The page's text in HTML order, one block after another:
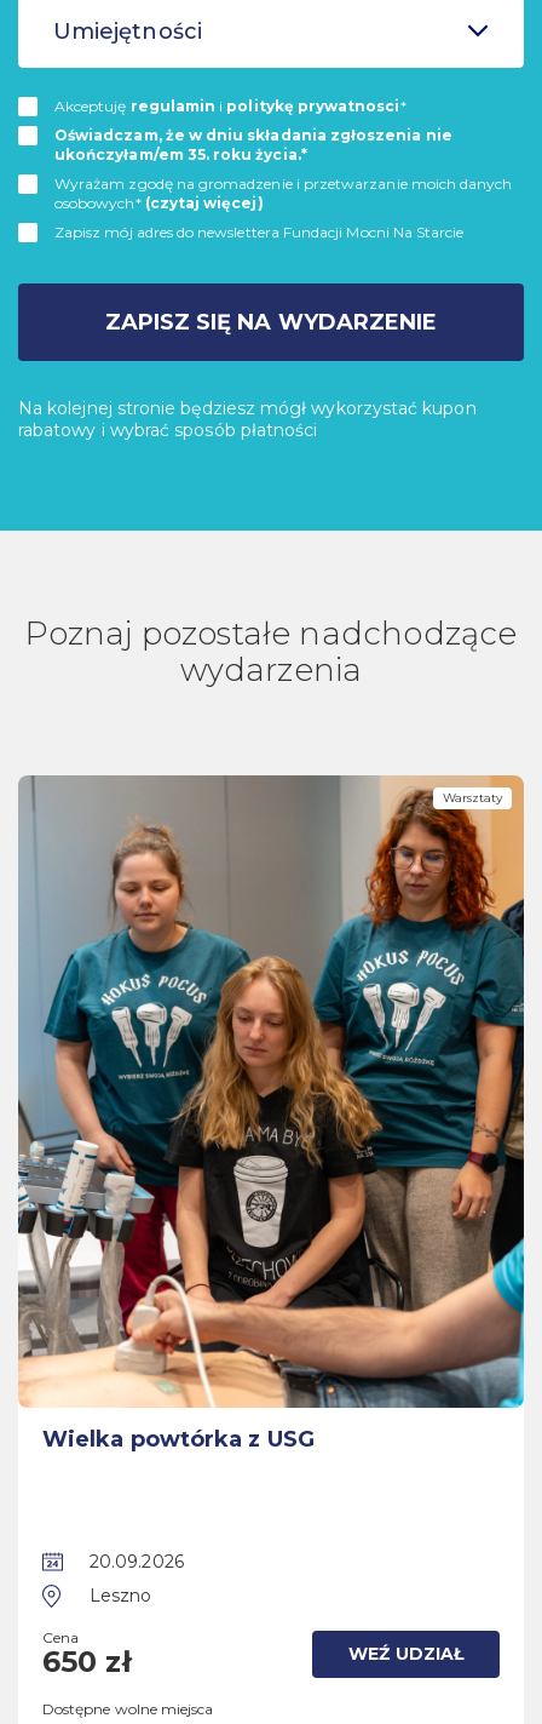
Umiejętności
Akceptuję regulamin i politykę prywatnosci*
Oświadczam, że w dniu składania zgłoszenia nie
ukończyłam/em 35. roku życia.*
Wyrażam zgodę na gromadzenie i przetwarzanie moich danych
osobowych* (czytaj więcej)
Zapisz mój adres do newslettera Fundacji Mocni Na Starcie
ZAPISZ SIĘ NA WYDARZENIE
Na kolejnej stronie będziesz mógł wykorzystać kupon
rabatowy i wybrać sposób płatności
Poznaj pozostałe nadchodzące
wydarzenia
Warsztaty
Wielka powtórka z USG
20.09.2026
Leszno
Cena
650 zł WEŹ UDZIAŁ
Dostępne wolne miejsca